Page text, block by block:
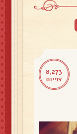
8,273
צפיות